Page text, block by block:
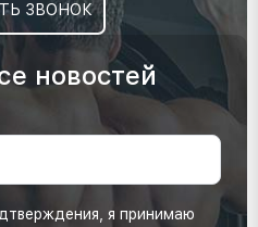
ЗВОНОК
новостей
я принимаю